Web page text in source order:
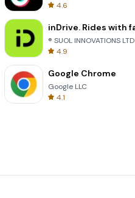
4.6
® SUOL INNOVATIONS LTD
4.9
Google Chrome
Google LLC
4.1